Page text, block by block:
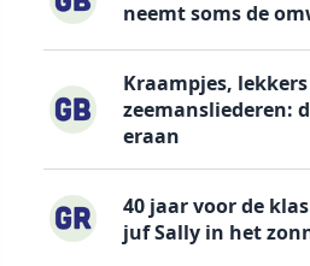
neemt soms de
Kraampjes,
zeemansliederen:
eraan
40 jaar voor de
juf Sally in het